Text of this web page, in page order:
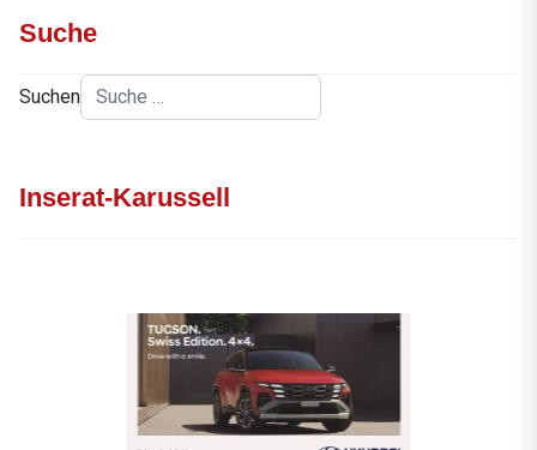
Suche
Suchen
Inserat-Karussell